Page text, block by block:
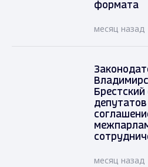
формата
месяц назад
месяц назад